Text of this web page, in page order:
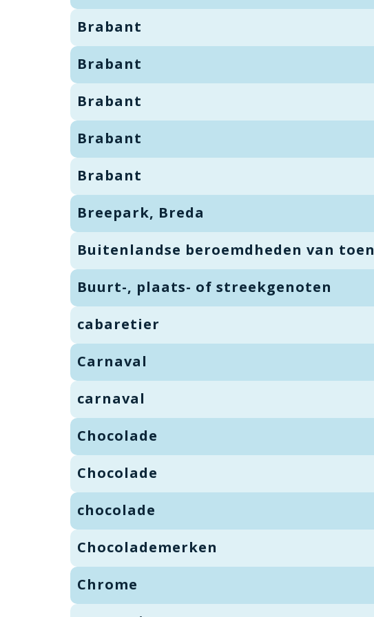
Brabant
Brabant
Brabant
Brabant
Brabant
Breepark, Breda
Buitenlandse beroemdheden van toen
Buurt-, plaats- of streekgenoten
cabaretier
Carnaval
carnaval
Chocolade
Chocolade
chocolade
Chocolademerken
Chrome